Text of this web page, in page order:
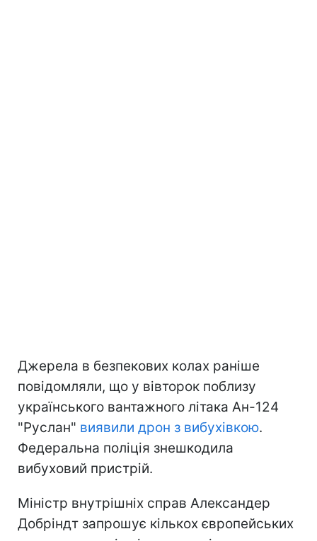
Джерела в безпекових колах раніше
повідомляли, що у вівторок поблизу
українського вантажного літака Ан-124
"Руслан" виявили дрон з вибухівкою.
Федеральна поліція знешкодила
вибуховий пристрій.
Міністр внутрішніх справ Александер
Добріндт запрошує кількох європейських